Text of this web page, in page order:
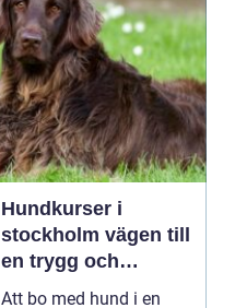
Hundkurser i
stockholm vägen till
en trygg och
samarbetsvillig
Att bo med hund i en